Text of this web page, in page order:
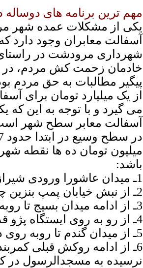
مهم ترین برنامه های دوساله
یکی از مشکلات عمده شهر
آسفالت معابران وجود دارد
شهرداری مرودشت در
خادمان زحمت کش مردم، در
پیگیر مطالبات به حق مردم
می گیرد و با توجه به این
آسفالت معابر سطح شهر
میلیون تومان ده ها نقطه
باشد:
1ـ میدان عاشورا ورودی شیراز (بولوار آزادگان)
2ـ از نبش خیابان پمپ بنزین چیت ساز تا نبش میدان گندم
3ـ از ادامه میدان بسیج تا روبه روی کوچه بازرگانی (سعدی)
4ـ از رو به روی ایستگاه پژو قدیم تا دور میدان گندم (سعدی)
5ـ از میدان گندم تا روبه روی دبیرستان الزهرا (کمربندی)
نرسیده به مسجدالرسول در